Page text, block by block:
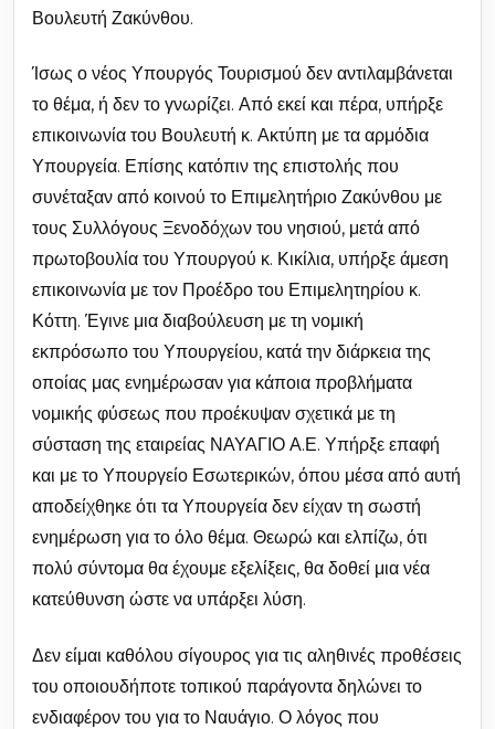
Βουλευτή Ζακύνθου.
Ίσως ο νέος Υπουργός Τουρισμού δεν αντιλαμβάνεται
το θέμα, ή δεν το γνωρίζει. Από εκεί και πέρα, υπήρξε
επικοινωνία του Βουλευτή κ. Ακτύπη με τα αρμόδια
Υπουργεία. Επίσης κατόπιν της επιστολής που
συνέταξαν από κοινού το Επιμελητήριο Ζακύνθου με
τους Συλλόγους Ξενοδόχων του νησιού, μετά από
πρωτοβουλία του Υπουργού κ. Κικίλια, υπήρξε άμεση
επικοινωνία με τον Προέδρο του Επιμελητηρίου κ.
Κόττη. Έγινε μια διαβούλευση με τη νομική
εκπρόσωπο του Υπουργείου, κατά την διάρκεια της
οποίας μας ενημέρωσαν για κάποια προβλήματα
νομικής φύσεως που προέκυψαν σχετικά με τη
σύσταση της εταιρείας ΝΑΥΑΓΙΟ Α.Ε. Υπήρξε επαφή
και με το Υπουργείο Εσωτερικών, όπου μέσα από αυτή
αποδείχθηκε ότι τα Υπουργεία δεν είχαν τη σωστή
ενημέρωση για το όλο θέμα. Θεωρώ και ελπίζω, ότι
πολύ σύντομα θα έχουμε εξελίξεις, θα δοθεί μια νέα
κατεύθυνση ώστε να υπάρξει λύση.
Δεν είμαι καθόλου σίγουρος για τις αληθινές προθέσεις
του οποιουδήποτε τοπικού παράγοντα δηλώνει το
ενδιαφέρον του για το Ναυάγιο. Ο λόγος που